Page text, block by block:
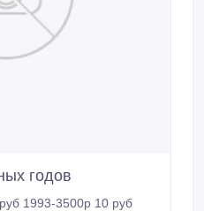
годов
1993-3500р 10 руб